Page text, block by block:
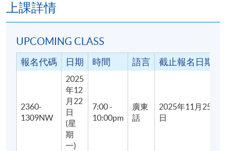
上課詳情
UPCOMING CLASS
報名代碼 日期 時間 語言 截止報名日期
2360-
1309NW
2025
年12
月22
日
(星
期
一)
7:00 -
10:00pm
廣東
話
2025年11月25
日